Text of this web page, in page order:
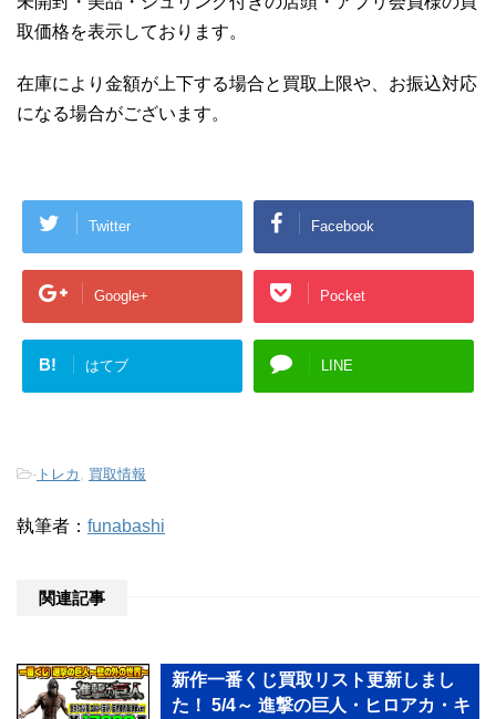
取価格を表示しております。
在庫により金額が上下する場合と買取上限や、お振込対応
になる場合がございます。
Twitter Facebook
Google+ Pocket
B! はてブ LINE
- トレカ 買取情報
執筆者： funabashi
関連記事
新作一番くじ買取リスト更新しまし
た！ 5/4～ 進撃の巨人・ヒロアカ・キ